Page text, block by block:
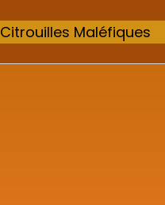
Citrouilles Maléfiques